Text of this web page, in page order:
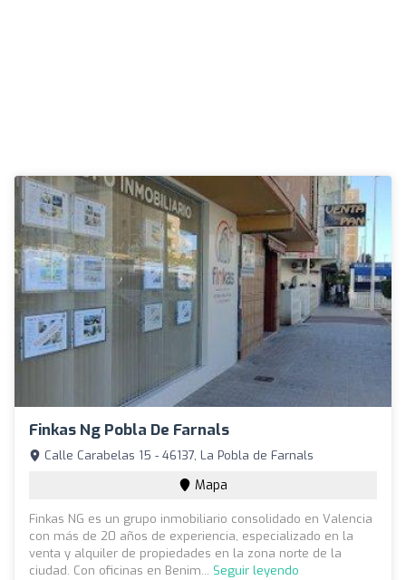
Finkas Ng Pobla De Farnals
Calle Carabelas 15 - 46137, La Pobla de Farnals
Mapa
Finkas NG es un grupo inmobiliario consolidado en Valencia
con más de 20 años de experiencia, especializado en la
venta y alquiler de propiedades en la zona norte de la
ciudad. Con oficinas en Benim... Seguir leyendo